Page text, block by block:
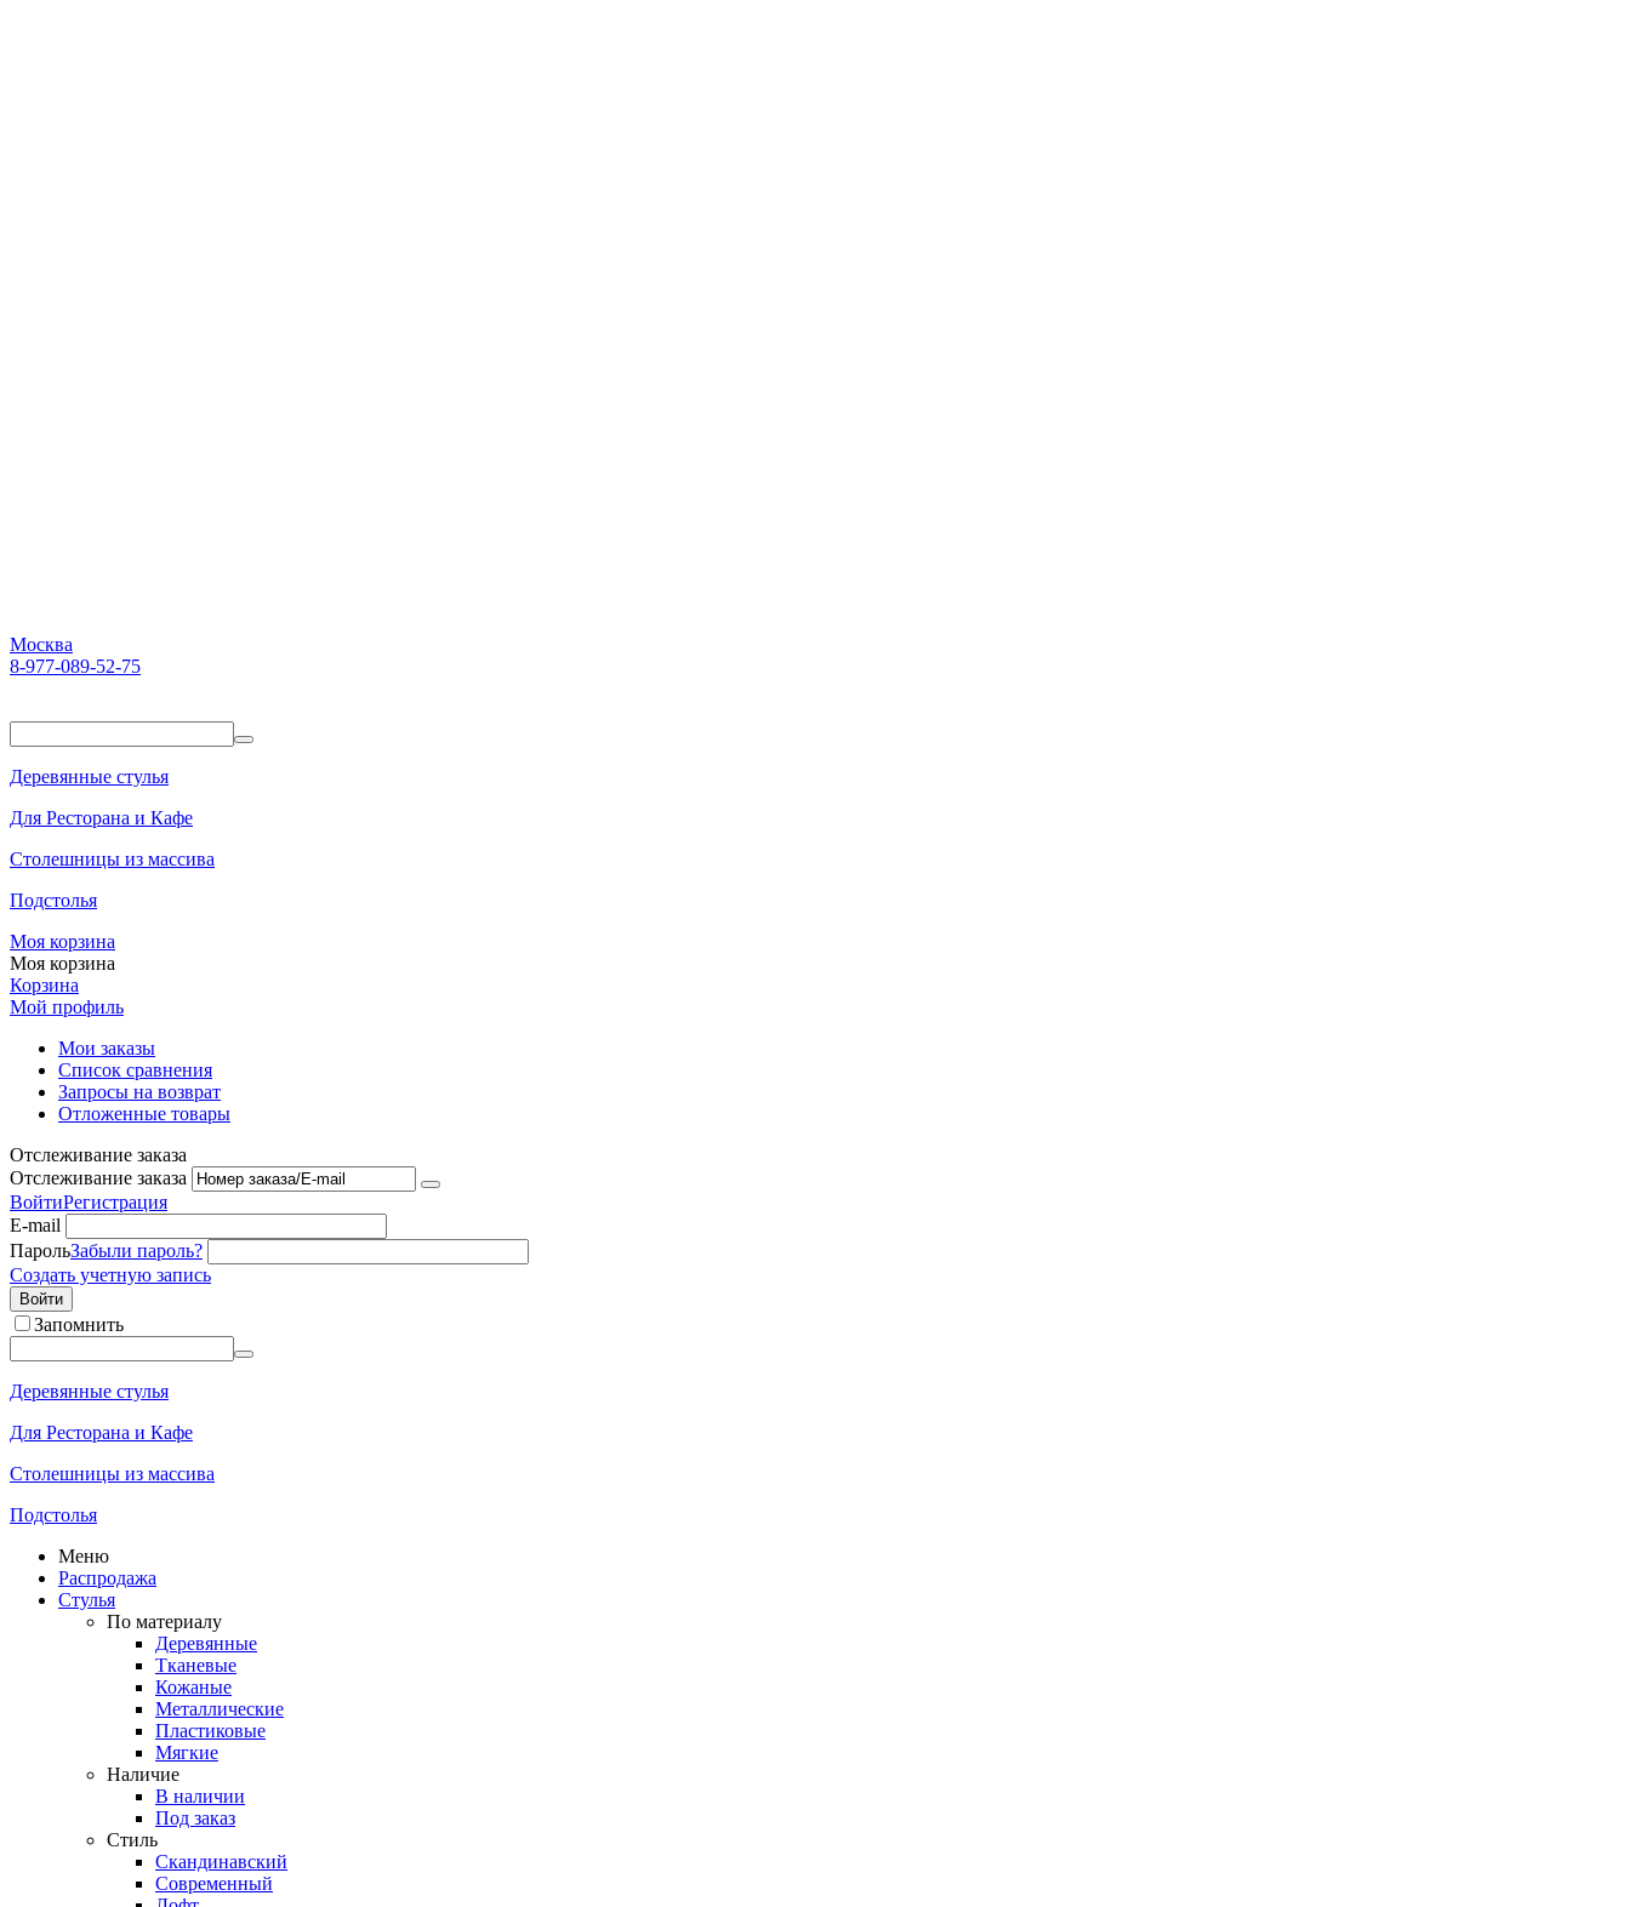
Москва
8-977-089-52-75
Деревянные стулья
Для Ресторана и Кафе
Столешницы из массива
Подстолья
Моя корзина
Моя корзина
Корзина
Мой профиль
Мои заказы
Список сравнения
Запросы на возврат
Отложенные товары
Отслеживание заказа
Отслеживание заказа
ВойтиРегистрация
E-mail
ПарольЗабыли пароль?
Создать учетную запись
Войти
Запомнить
Деревянные стулья
Для Ресторана и Кафе
Столешницы из массива
Подстолья
Меню
Распродажа
Стулья
По материалу
Деревянные
Тканевые
Кожаные
Металлические
Пластиковые
Мягкие
Наличие
В наличии
Под заказ
Стиль
Скандинавский
Современный